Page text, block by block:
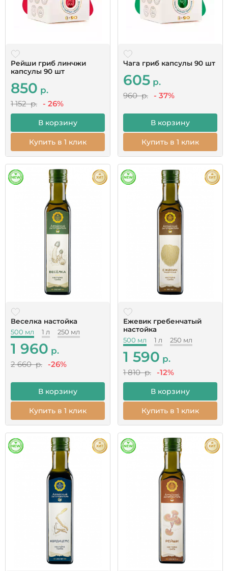
Рейши гриб линчжи
капсулы 90 шт
850р.
1 152 р. - 26%
В корзину
Купить в 1 клик
Чага гриб капсулы 90 шт
605р.
960 р. - 37%
В корзину
Купить в 1 клик
Веселка настойка
500 мл
1 л 250 мл
1 960р.
2 660 р. -26%
В корзину
Купить в 1 клик
Ежевик гребенчатый
настойка
500 мл
1 л 250 мл
1 590р.
1 810 р. -12%
В корзину
Купить в 1 клик